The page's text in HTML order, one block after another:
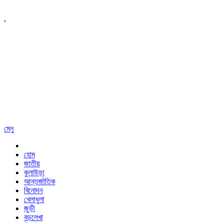
,
মেনু
হোম
জাতীয়
কুলাউড়া
আন্তর্জাতিক
বিনোদন
খেলাধুলা
জুড়ী
বড়লেখা